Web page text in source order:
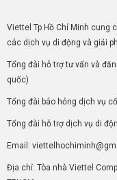
Viettel Tp Hồ Chí Minh cung
các dịch vụ di động và giải
Tổng đài hỗ trợ tư vấn và
quốc)
Tổng đài báo hỏng dịch vụ
Tổng đài hỗ trợ dịch vụ di
Email:
Địa chỉ: Tòa nhà Viettel